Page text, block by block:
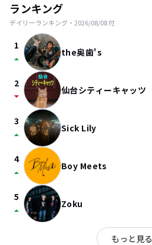
ランキング
デイリーランキング・ 2026/08/08付
1
arrow_drop_up the奥歯's
2
arrow_drop_down 仙台シティーキャッツ
3
arrow_drop_up Sick Lily
4
arrow_drop_up Boy Meets
5
arrow_drop_up Zoku
もっと見る